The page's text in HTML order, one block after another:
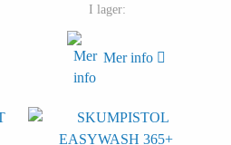
I lager:
Mer info